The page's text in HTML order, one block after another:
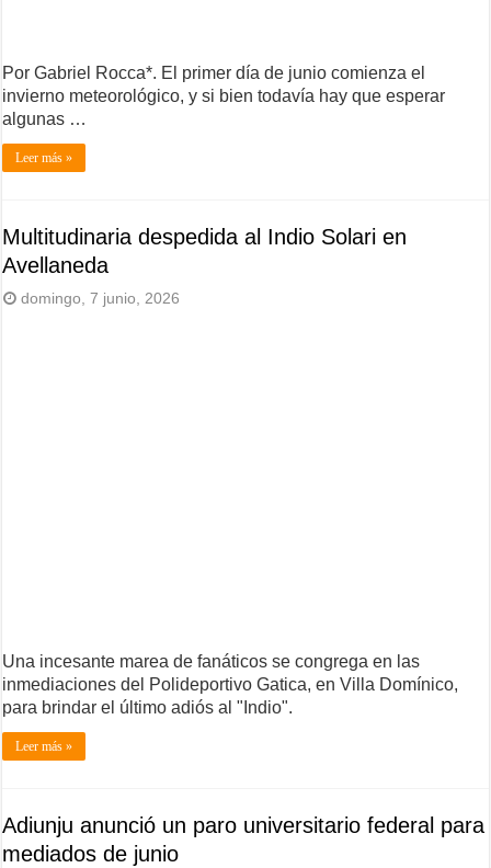
Por Gabriel Rocca*. El primer día de junio comienza el
invierno meteorológico, y si bien todavía hay que esperar
algunas …
Leer más »
Multitudinaria despedida al Indio Solari en
Avellaneda
domingo, 7 junio, 2026
Una incesante marea de fanáticos se congrega en las
inmediaciones del Polideportivo Gatica, en Villa Domínico,
para brindar el último adiós al "Indio".
Leer más »
Adiunju anunció un paro universitario federal para
mediados de junio